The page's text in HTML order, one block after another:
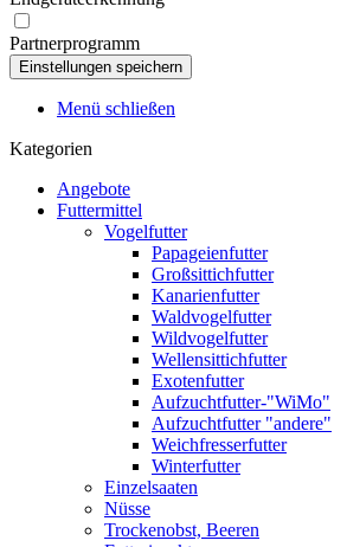
Partnerprogramm
Menü schließen
Kategorien
Angebote
Futtermittel
Vogelfutter
Papageienfutter
Großsittichfutter
Kanarienfutter
Waldvogelfutter
Wildvogelfutter
Wellensittichfutter
Exotenfutter
Aufzuchtfutter-"WiMo"
Aufzuchtfutter "andere"
Weichfresserfutter
Winterfutter
Einzelsaaten
Nüsse
Trockenobst, Beeren